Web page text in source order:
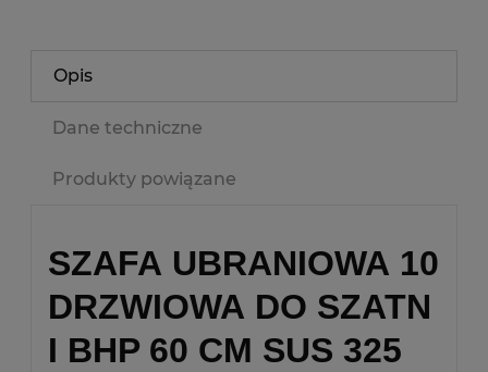
Opis
Dane techniczne
Produkty powiązane
SZAFA UBRANIOWA 10
DRZWIOWA DO SZATN
I BHP 60 CM SUS 325